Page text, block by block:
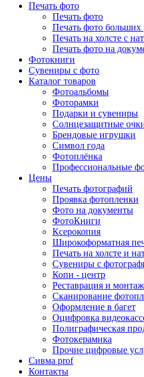
Печать фото
Печать фото
Печать фото больших
Печать на холсте с
Печать фото на
Фотокниги
Сувениры с фото
Каталог товаров
Фотоальбомы
Фоторамки
Подарки и сувениры
Солнцезащитные
Брендовые игрушки
Символ года
Фотоплёнка
Профессиональные
Цены
Печать фотографий
Проявка фотопленки
Фото на документы
ФотоКниги
Ксерокопия
Широкоформатная
Печать на холсте и
Сувениры с
Копи - центр
Реставрация и
Сканирование
Оформление в багет
Оцифровка
Полиграфическая
Фотокерамика
Прочие цифровые
Сивма prof
Контакты